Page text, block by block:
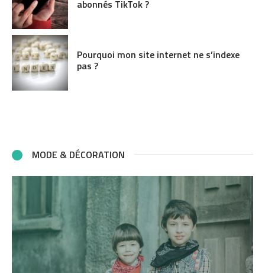
abonnés TikTok ?
Pourquoi mon site internet ne s’indexe
pas ?
MODE & DÉCORATION